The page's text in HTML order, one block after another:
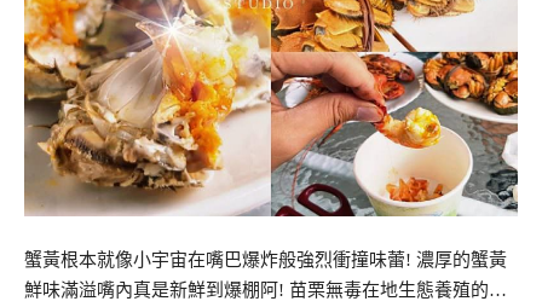
蟹黃根本就像小宇宙在嘴巴爆炸般強烈衝撞味蕾! 濃厚的蟹黃
鮮味滿溢嘴內真是新鮮到爆棚阿! 苗栗無毒在地生態養殖的…